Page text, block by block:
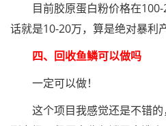
目前胶原蛋白粉价格在100-
话就是10-20万，算是绝对暴利
四、回收鱼鳞可以做吗
一定可以做！
这个项目我感觉还是不错的